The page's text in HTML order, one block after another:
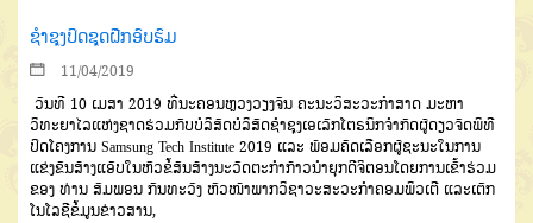
ຊຳຊຸງປິດຊຸດຝືກອົບຮົມ
11/04/2019
ວັນທີ 10 ເມສາ 2019 ທີ່ນະຄອນຫຼວງວຽງຈັນ ຄະນະວິສະວະກໍາສາດ ມະຫາ
ວິທະຍາໄລແຫ່ງຊາດຮ່ວມກັບບໍລິສັດບໍລິສັດຊໍາຊຸງເອເລັກໂຕຣນິກຈໍາກັດຜູ້ດຽວຈັດພິທີ
ປິດໂຄງການ Samsung Tech Institute 2019 ແລະ ພ້ອມຄັດເລືອກຜູ້ຊະນະໃນການ
ແຂ່ງຂັນສ້າງແອັບໃນຫົວຂໍ້ສັນສ້າງນະວັດຕະກໍາກ້າວນໍາຍຸກດີຈິຕອນໂດຍການເຂົ້າຮ່ວມ
ຂອງ ທ່ານ ສົມພອນ ກັນທະວົງ ຫົວໜ້າພາກວິຊາວະສະວະກໍາຄອມພິວເຕີ ແລະເຕັກ
ໂນໂລຊີຂໍ້ມູນຂ່າວສານ,